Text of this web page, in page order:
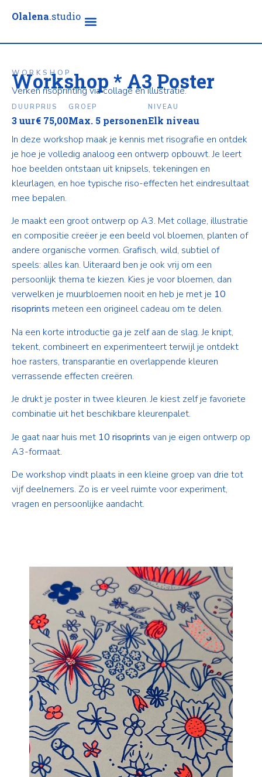
Olalena.studio
WORKSHOP
Workshop * A3 Poster
Verken risoprinting via collage en illustratie.
DUUR
3 uur
PRIJS
€75,00
GROEP
Max. 5 personen
NIVEAU
Elk niveau
In deze workshop maak je kennis met risografie en ontdek
je hoe je volledig analoog een ontwerp opbouwt. Je leert
hoe beelden ontstaan uit knipsels, tekeningen en
kleurlagen, en hoe typische riso-effecten het eindresultaat
mee bepalen.
Je maakt een groot ontwerp op A3. Met collage, illustratie
en compositie creëer je een beeld vol bloemen, planten of
andere organische vormen. Grafisch, wild, subtiel of
speels: alles kan. Uiteraard ben je ook vrij om een
persoonlijk thema te kiezen. Kies je voor bloemen, dan
verwelken je muurbloemen nooit en heb je met je 10
risoprints meteen een origineel cadeau om te delen.
Na een korte introductie ga je zelf aan de slag. Je knipt,
tekent, combineert en experimenteert terwijl je ontdekt
hoe rasters, transparantie en overlappende kleuren
verrassende effecten creëren.
Je drukt je poster in twee kleuren. Je kiest zelf je favoriete
combinatie uit het beschikbare kleurenpalet.
Je gaat naar huis met 10 risoprints van je eigen ontwerp op
A3-formaat.
De workshop vindt plaats in een kleine groep van drie tot
vijf deelnemers. Zo is er veel ruimte voor experiment,
vragen en persoonlijke aandacht.